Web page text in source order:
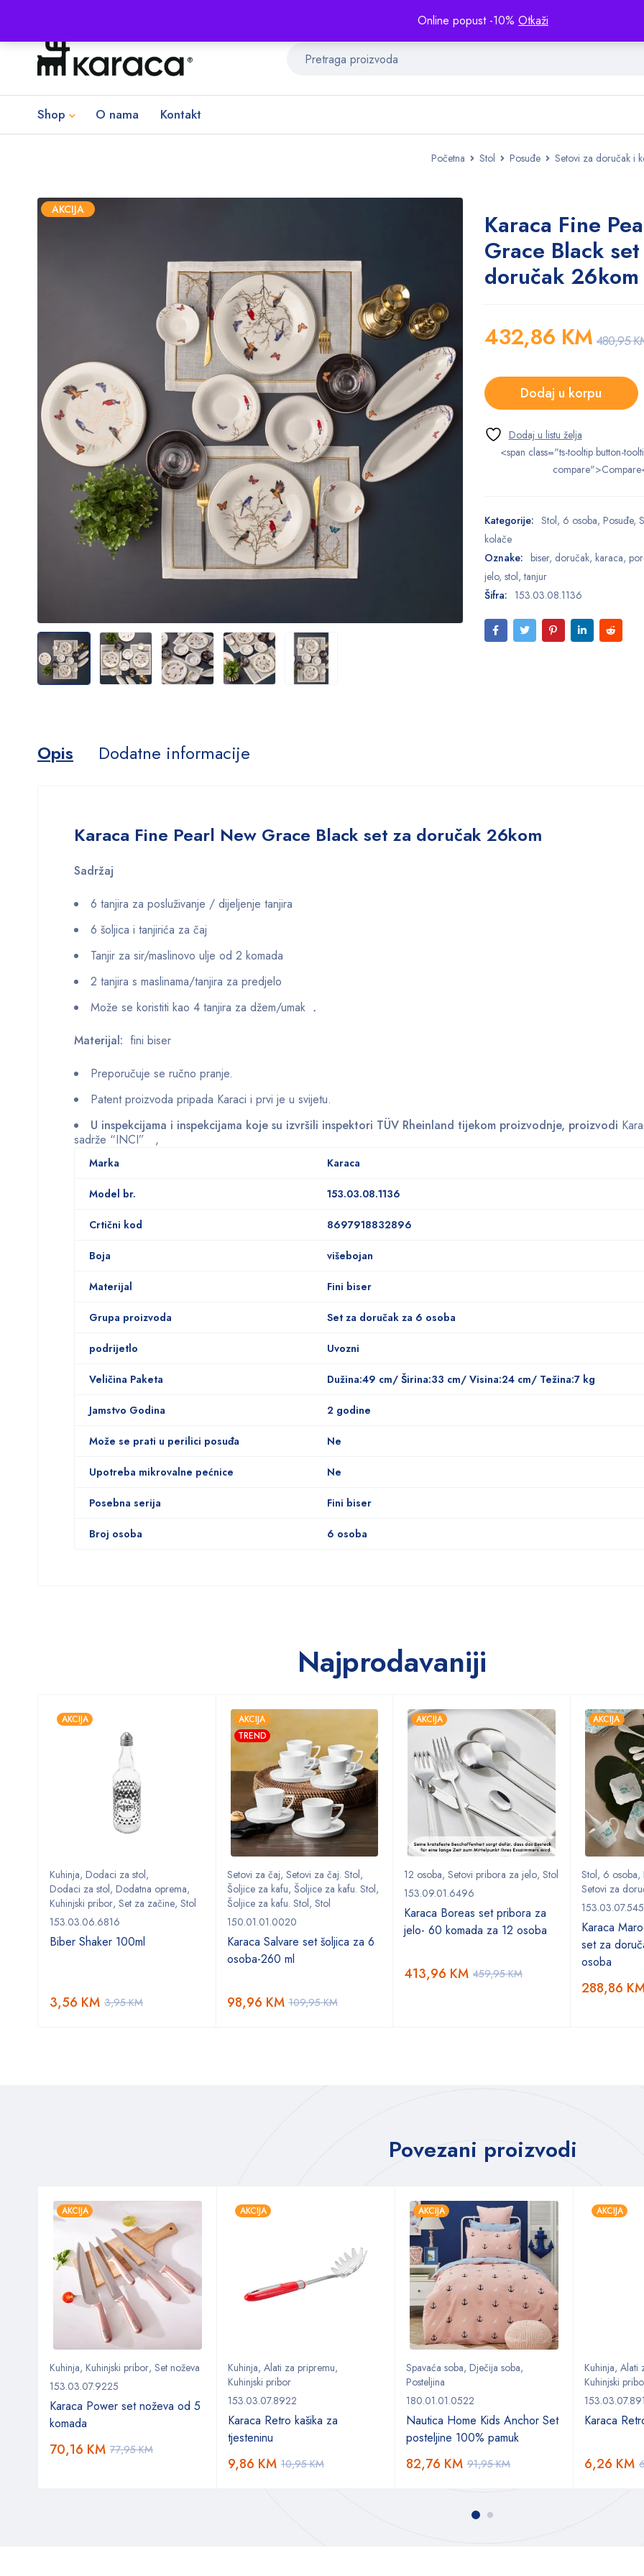
Online popust -10% Otkaži
Shop O nama Kontakt
Početna Stol Posuđe Setovi za doručak i
AKCIJA
Karaca Fine
Grace Black
doručak 26kom
480,95
432,86 KM
Dodaj u korpu
<span class="ts-tooltip button-
Kategorije: Stol, 6 osoba, Posuđe,
kolače
Oznake: biser, doručak, karaca,
jelo, stol,tanjur
Šifra: 153.03.08.1136
Opis Dodatne informacije
Karaca Fine Pearl New Grace Black set za doručak 26kom
Sadržaj
6 tanjira za posluživanje / dijeljenje tanjira
6 šoljica i tanjirića za čaj
Tanjir za sir/maslinovo ulje od 2 komada
2 tanjira s maslinama/tanjira za predjelo
Može se koristiti kao 4 tanjira za džem/umak .
Materijal: fini biser
Preporučuje se ručno pranje.
Patent proizvoda pripada Karaci i prvi je u svijetu.
U inspekcijama i inspekcijama koje su izvršili inspektori TÜV Rheinland tijekom proizvodnje, proizvodi
sadrže “INCI” ,
Marka Karaca
Model br. 153.03.08.1136
Crtični kod 8697918832896
Boja višebojan
Materijal Fini biser
Grupa proizvoda Set za doručak za 6 osoba
podrijetlo Uvozni
Veličina Paketa Dužina:49 cm/ Širina:33 cm/ Visina:24 cm/ Težina:7 kg
Jamstvo Godina 2 godine
Može se prati u perilici posuđa Ne
Upotreba mikrovalne pećnice Ne
Posebna serija Fini biser
Broj osoba 6 osoba
Najprodavaniji
AKCIJA
Kuhinja, Dodaci za stol,
Dodaci za stol, Dodatna oprema,
Kuhinjski pribor, Set za začine, Stol
153.03.06.6816
Biber Shaker 100ml
3,95KM
3,56 KM
AKCIJA
TREND
Setovi za čaj, Setovi za čaj. Stol,
Šoljice za kafu, Šoljice za kafu. Stol,
Šoljice za kafu. Stol, Stol
150.01.01.0020
Karaca Salvare set šoljica za 6
osoba-260 ml
109,95KM
98,96 KM
AKCIJA
12 osoba, Setovi pribora za jelo, Stol
153.09.01.6496
Karaca Boreas set pribora za
jelo- 60 komada za 12 osoba
459,95KM
413,96 KM
AKCIJA
Stol, 6 osoba,
Setovi za
Karaca
set za
osoba
288,86
Povezani proizvodi
AKCIJA
Kuhinja, Kuhinjski pribor, Set noževa
153.03.07.9225
Karaca Power set noževa od 5
komada
77,95KM
70,16 KM
AKCIJA
Kuhinja, Alati za pripremu,
Kuhinjski pribor
153.03.07.8922
Karaca Retro kašika za
tjesteninu
10,95KM
9,86 KM
AKCIJA
Spavaća soba, Dječija soba,
Posteljina
180.01.01.0522
Nautica Home Kids Anchor Set
posteljine 100% pamuk
91,95KM
82,76 KM
AKCIJA
Kuhinja, Alati
Kuhinjski
Karaca
6,26 KM